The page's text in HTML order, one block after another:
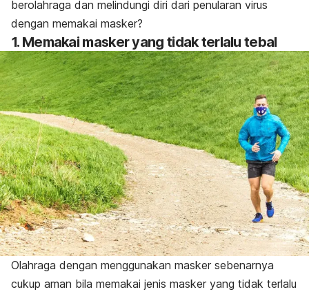
berolahraga dan melindungi diri dari penularan virus
dengan memakai masker?
1. Memakai masker yang tidak terlalu tebal
Olahraga dengan menggunakan masker sebenarnya
cukup aman bila memakai jenis masker yang tidak terlalu